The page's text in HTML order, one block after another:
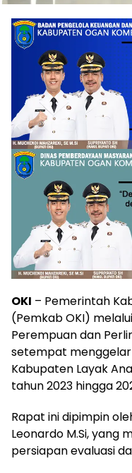
OKI – Pemerintah
(Pemkab OKI)
Perempuan dan
setempat menggelar
Kabupaten Layak
tahun 2023 hingga
Rapat ini dipimpin
Leonardo M.Si, yang
persiapan evaluasi